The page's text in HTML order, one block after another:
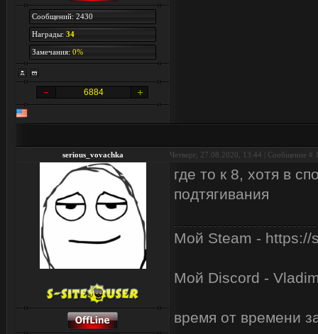
Сообщений: 2430
Награды: 34
Замечания: 0%
6884
serious_vovachka Четверг, 27.08.2020, 13:44 | Сообщение #
где то к 8, хотя в
подтягивания
Мой Steam - https://
Мой Discord -
время от времени